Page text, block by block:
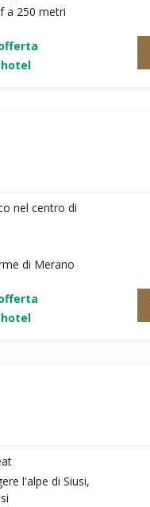
a 250 metri
nel centro di
di Merano
l'alpe di Siusi,